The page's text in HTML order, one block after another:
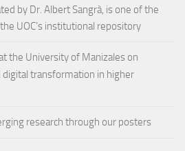
by Dr. Albert Sangrà, is one of the
UOC’s institutional repository
the University of Manizales on
digital transformation in higher
research through our posters